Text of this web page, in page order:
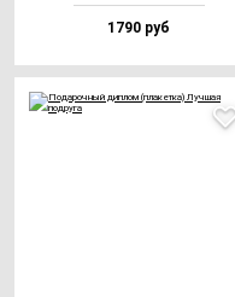
1790 руб